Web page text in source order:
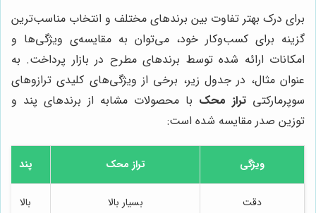
برای درک بهتر تفاوت بین برندهای مختلف و انتخاب مناسب‌ترین
گزینه برای کسب‌وکار خود، می‌توان به مقایسه‌ی ویژگی‌ها و
امکانات ارائه شده توسط برندهای مطرح در بازار پرداخت. به
عنوان مثال، در جدول زیر، برخی از ویژگی‌های کلیدی ترازوهای
سوپرمارکتی تراز محک با محصولات مشابه از برندهای پند و
توزین صدر مقایسه شده است:
ویژگی تراز محک پند
دقت بسیار بالا بالا